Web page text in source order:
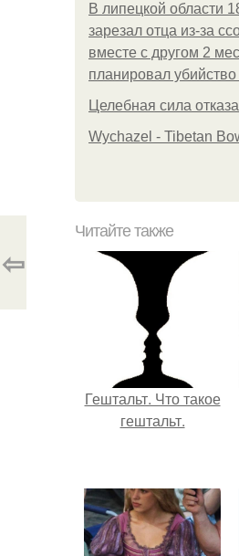
В липецкой области
зарезал отца из-за
вместе с другом 2
планировал
Целебная сила
Wychazel - Tibetan
⇦
Читайте также
Гештальт. Что такое
гештальт.